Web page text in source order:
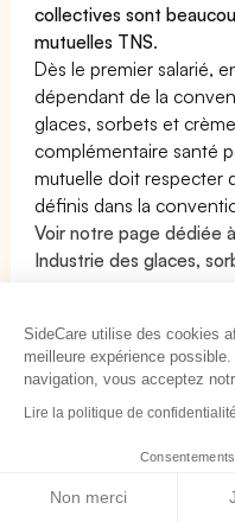
collectives sont
mutuelles TNS.
Dès le premier salarié,
dépendant de la
glaces, sorbets et
complémentaire santé
mutuelle doit respecter
définis dans la
Voir notre page dédiée
Industrie des glaces,
La Mutuelle est
Industrie des glaces,
Les Mutuelles pour la
des glaces, sorbets et
Comparer les
SideCare utilise des cookies
meilleure expérience
navigation, vous acceptez
Lire la politique de confidentialité
Non merci